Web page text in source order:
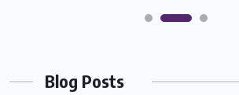
Blog Posts